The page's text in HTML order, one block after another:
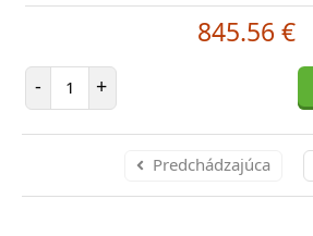
845.56 €
- Počet položiek
+
Predchádzajúca